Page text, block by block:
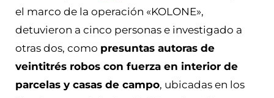
el marco de la operación «KOLONE»,
detuvieron a cinco personas e investigado a
otras dos, como presuntas autoras de
veintitrés robos con fuerza en interior de
parcelas y casas de campo, ubicadas en los